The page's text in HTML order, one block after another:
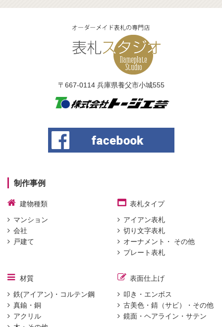
〒667-0114 兵庫県養父市小城555
制作事例
建物種類
マンション
会社
戸建て
表札タイプ
アイアン表札
切り文字表札
オーナメント・ その他
プレート表札
材質
鉄(アイアン)・コルテン鋼
真鍮・銅
アクリル
表面仕上げ
叩き・エンボス
古美色・錆（サビ）・その他
鏡面・ヘアライン・サテン